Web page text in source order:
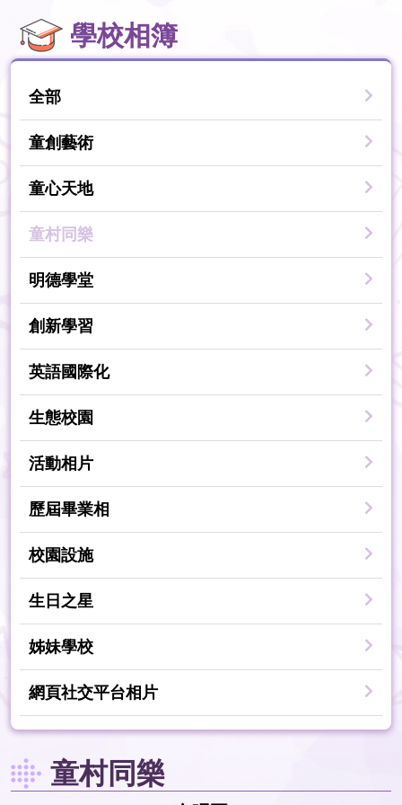
學校相簿
全部
童創藝術
童心天地
童村同樂
明德學堂
創新學習
英語國際化
生態校園
活動相片
歷屆畢業相
校園設施
生日之星
姊妹學校
網頁社交平台相片
童村同樂